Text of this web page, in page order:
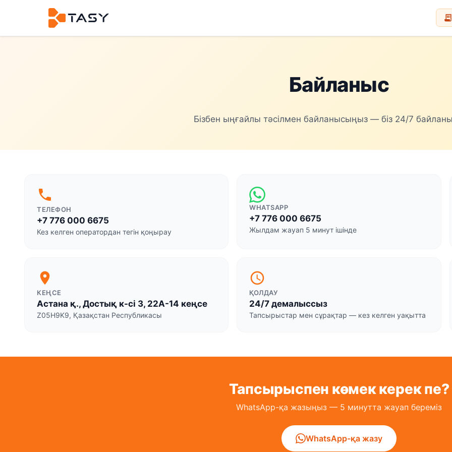
receipt_long
Байланыс
Бізбен ыңғайлы тәсілмен байланысыңыз — біз 24/7
phone
ТЕЛЕФОН
+7 776 000 6675
Кез келген оператордан тегін қоңырау
WHATSAPP
+7 776 000 6675
Жылдам жауап 5 минут ішінде
location_on
КЕҢСЕ
Астана қ., Достық к-сі 3, 22А-14 кеңсе
Z05H9K9, Қазақстан Республикасы
schedule
ҚОЛДАУ
24/7 демалыссыз
Тапсырыстар мен сұрақтар — кез келген уақытта
Тапсырыспен көмек керек пе?
WhatsApp-қа жазыңыз — 5 минутта жауап береміз
WhatsApp-қа жазу